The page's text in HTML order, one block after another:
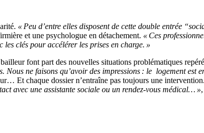
« Peu d’entre elles disposent de cette double entrée
et une psychologue en détachement. « Ces
clés pour accélérer les prises en charge. »
font part des nouvelles situations problématiques
Nous ne faisons qu’avoir des impressions : le logement est
Et chaque dossier n’entraîne pas toujours une intervention.
avec une assistante sociale ou un rendez-vous médical… »